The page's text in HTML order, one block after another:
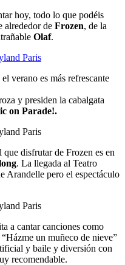
hoy, todo lo que podéis
alrededor de Frozen, de la
Olaf.
verano es más refrescante
y presiden la cabalgata
on Parade!.
disfrutar de Frozen es en
. La llegada al Teatro
Arandelle pero el espectáculo
a cantar canciones como
un muñeco de nieve”
y baile y diversión con
recomendable.